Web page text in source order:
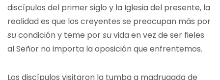
discípulos del primer siglo y la Iglesia del presente, la
realidad es que los creyentes se preocupan más por
sucondición y teme porsuvida en vez de ser fieles
al Señor no importa la oposición que enfrentemos.
Los discípulos visitaron la tumba a madrugada de